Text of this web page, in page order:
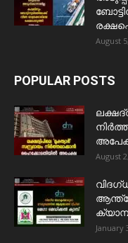
August
POPULAR POSTS
August
January